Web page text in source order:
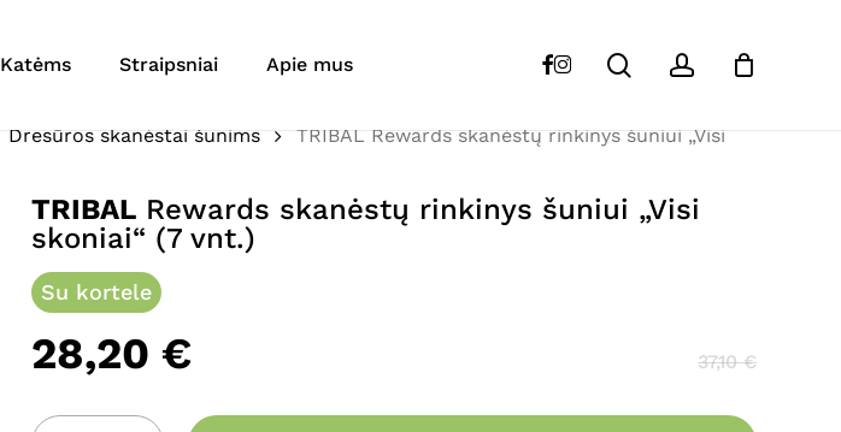
Katėms Straipsniai Apie mus facebook
instagram searchaccount
Dresūros skanėstai šunims
TRIBAL Rewards skanėstų rinkinys šuniui „Visi
TRIBAL Rewards skanėstų rinkinys šuniui „Visi
skoniai“ (7 vnt.)
Su kortele
28,20 € 37,10€
Būkite pirmas aprašęs “TRIBAL
Rewards skanėstų rinkinys šuniui
El. pašto adresas nebus skelbiamas. Būtini laukeliai pažymėti*